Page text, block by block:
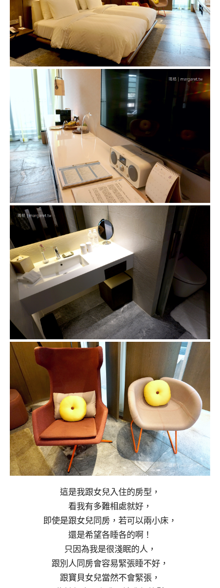
這是我跟女兒入住的房型，
看我有多難相處就好，
即使是跟女兒同房，若可以兩小床，
還是希望各睡各的啊！
只因為我是很淺眠的人，
跟別人同房會容易緊張睡不好，
跟寶貝女兒當然不會緊張，